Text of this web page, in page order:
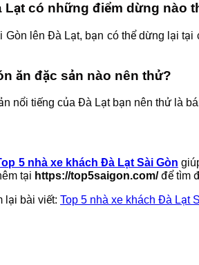
Lạt có những điểm dừng nào
Gòn lên Đà Lạt, bạn có thể dừng lại
ăn đặc sản nào nên thử?
nổi tiếng của Đà Lạt bạn nên thử là
5 nhà xe khách Đà Lạt Sài Gòn
tại https://top5saigon.com/để tìm
lại bài viết: Top 5 nhà xe khách Đà Lạt